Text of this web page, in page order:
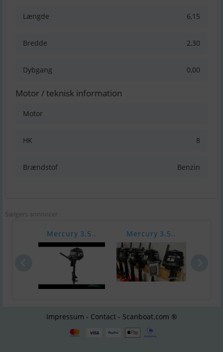
Længde 6,15
Bredde 2,30
Dybgang 0,00
Motor / teknisk information
Motor
HK 8
Brændstof Benzin
Sælgers annoncer
Mercury 3.5.. Mercury 3.5..
Impressum - Contact - Scanboat.com ®